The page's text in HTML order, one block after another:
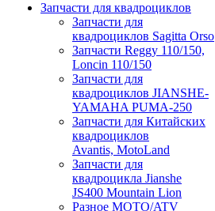
Запчасти для квадроциклов
Запчасти для
квадроциклов Sagitta Orso
Запчасти Reggy 110/150,
Loncin 110/150
Запчасти для
квадроциклов JIANSHE-
YAMAHA PUMA-250
Запчасти для Китайских
квадроциклов
Avantis, MotoLand
Запчасти для
квадроцикла Jianshe
JS400 Mountain Lion
Разное МОТО/ATV